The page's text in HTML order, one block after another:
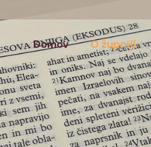
Domov O župniji